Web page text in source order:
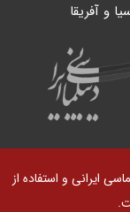
و آفریقا
ایرانی و استفاده از